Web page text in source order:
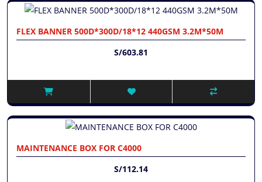
FLEX BANNER 500D*300D/18*12 440GSM 3.2M*50M
S/603.81
MAINTENANCE BOX FOR C4000
S/112.14